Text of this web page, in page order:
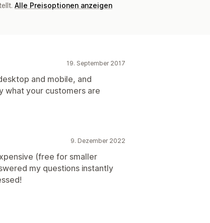
Alle Preisoptionen anzeigen
19. September 2017
and mobile, and
what your customers are
9. Dezember 2022
(free for smaller
my questions instantly